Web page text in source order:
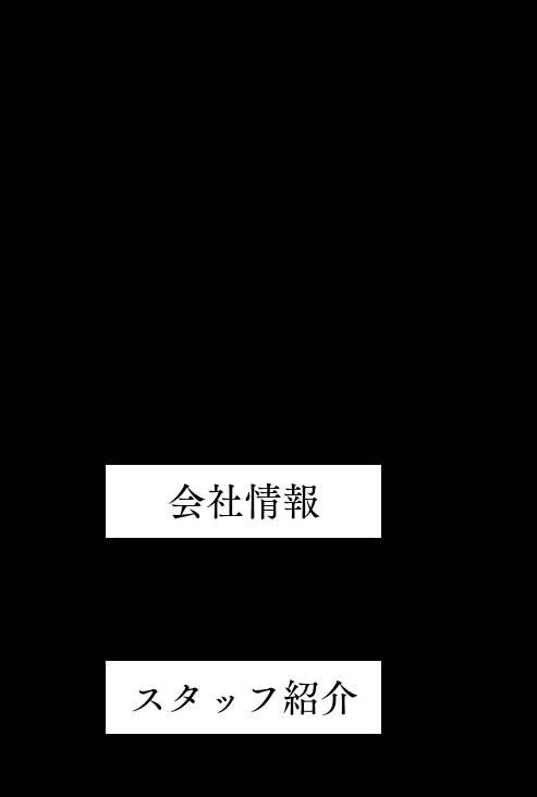
会社情報
スタッフ紹介